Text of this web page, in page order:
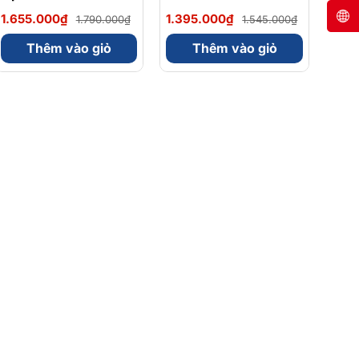
Magnesium Magie
Glycinate Hữu Cơ
240 Viên - Chính
Ngạch Mỹ, Xuất VAT
1.655.000₫ 1.790.000₫
Thêm vào giỏ
Omega 3 900mg
EPA/DHA Và
Magnesium
Bisglycinate 200mg
1.395.000₫ 1.545.000₫
Thêm vào giỏ